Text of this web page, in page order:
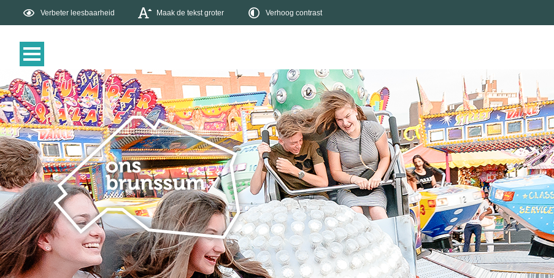
Verbeter leesbaarheid Maak de tekst groter Verhoog contrast